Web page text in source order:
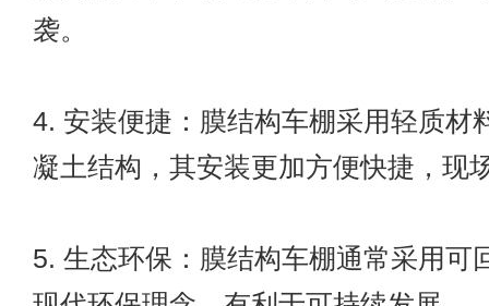
袭。
4. 安装便捷：膜结构车棚采用轻质材
凝土结构，其安装更加方便快捷，现
5. 生态环保：膜结构车棚通常采用可